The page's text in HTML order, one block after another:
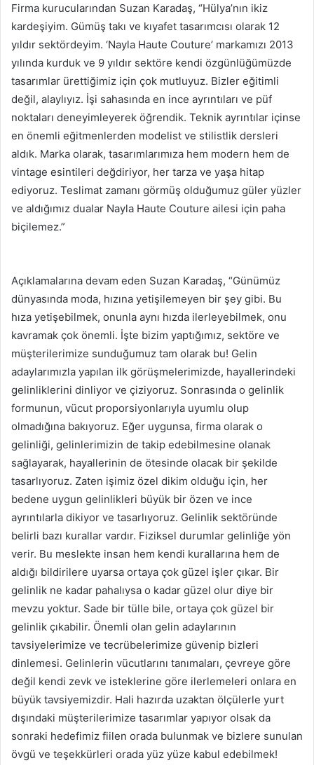
Firma kurucularından Suzan Karadaş, “Hülya’nın ikiz
kardeşiyim. Gümüş takı ve kıyafet tasarımcısı olarak 12
yıldır sektördeyim. ‘Nayla Haute Couture’ markamızı 2013
yılında kurduk ve 9 yıldır sektöre kendi özgünlüğümüzde
tasarımlar ürettiğimiz için çok mutluyuz. Bizler eğitimli
değil, alaylıyız. İşi sahasında en ince ayrıntıları ve püf
noktaları deneyimleyerek öğrendik. Teknik ayrıntılar içinse
en önemli eğitmenlerden modelist ve stilistlik dersleri
aldık. Marka olarak, tasarımlarımıza hem modern hem de
vintage esintileri değdiriyor, her tarza ve yaşa hitap
ediyoruz. Teslimat zamanı görmüş olduğumuz güler yüzler
ve aldığımız dualar Nayla Haute Couture ailesi için paha
biçilemez.”
Açıklamalarına devam eden Suzan Karadaş, “Günümüz
dünyasında moda, hızına yetişilemeyen bir şey gibi. Bu
hıza yetişebilmek, onunla aynı hızda ilerleyebilmek, onu
kavramak çok önemli. İşte bizim yaptığımız, sektöre ve
müşterilerimize sunduğumuz tam olarak bu! Gelin
adaylarımızla yapılan ilk görüşmelerimizde, hayallerindeki
gelinliklerini dinliyor ve çiziyoruz. Sonrasında o gelinlik
formunun, vücut proporsiyonlarıyla uyumlu olup
olmadığına bakıyoruz. Eğer uygunsa, firma olarak o
gelinliği, gelinlerimizin de takip edebilmesine olanak
sağlayarak, hayallerinin de ötesinde olacak bir şekilde
tasarlıyoruz. Zaten işimiz özel dikim olduğu için, her
bedene uygun gelinlikleri büyük bir özen ve ince
ayrıntılarla dikiyor ve tasarlıyoruz. Gelinlik sektöründe
belirli bazı kurallar vardır. Fiziksel durumlar gelinliğe yön
verir. Bu meslekte insan hem kendi kurallarına hem de
aldığı bildirilere uyarsa ortaya çok güzel işler çıkar. Bir
gelinlik ne kadar pahalıysa o kadar güzel olur diye bir
mevzu yoktur. Sade bir tülle bile, ortaya çok güzel bir
gelinlik çıkabilir. Önemli olan gelin adaylarının
tavsiyelerimize ve tecrübelerimize güvenip bizleri
dinlemesi. Gelinlerin vücutlarını tanımaları, çevreye göre
değil kendi zevk ve isteklerine göre ilerlemeleri onlara en
büyük tavsiyemizdir. Hali hazırda uzaktan ölçülerle yurt
dışındaki müşterilerimize tasarımlar yapıyor olsak da
sonraki hedefimiz fiilen orada bulunmak ve bizlere sunulan
övgü ve teşekkürleri orada yüz yüze kabul edebilmek!